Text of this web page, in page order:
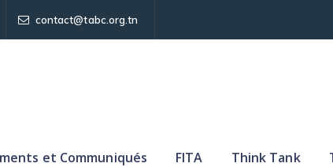
contact@tabc.org.tn
et Communiqués FITA Think Tank